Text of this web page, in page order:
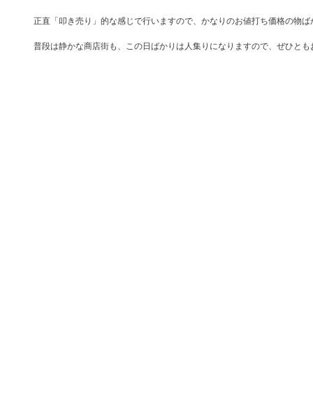
正直「叩き売り」的な感じで行いますので、かなりのお値打ち価格の物ば
普段は静かな商店街も、この日ばかりは人集りになりますので、ぜひと